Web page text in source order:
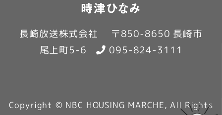
長崎放送株式会社 〒850-8650 長崎市
尾上町5-6 095-824-3111
Copyright © NBC HOUSING MARCHE, All Rights